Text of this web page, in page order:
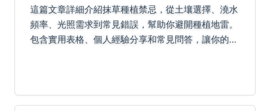
這篇文章詳細介紹抹草種植禁忌，從土壤選擇、澆水
頻率、光照需求到常見錯誤，幫助你避開種植地雷。
包含實用表格、個人經驗分享和常見問答，讓你的抹